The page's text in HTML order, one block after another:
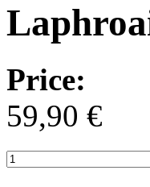
Price:
59,90 €